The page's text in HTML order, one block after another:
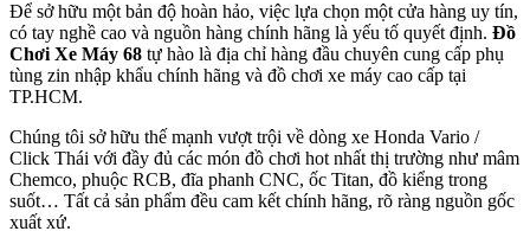
Để sở hữu một bản độ hoàn hảo, việc lựa chọn một cửa hàng uy tín,
có tay nghề cao và nguồn hàng chính hãng là yếu tố quyết định. Đồ
Chơi Xe Máy 68 tự hào là địa chỉ hàng đầu chuyên cung cấp phụ
tùng zin nhập khẩu chính hãng và đồ chơi xe máy cao cấp tại
TP.HCM.
Chúng tôi sở hữu thế mạnh vượt trội về dòng xe Honda Vario /
Click Thái với đầy đủ các món đồ chơi hot nhất thị trường như mâm
Chemco, phuộc RCB, đĩa phanh CNC, ốc Titan, đồ kiểng trong
suốt… Tất cả sản phẩm đều cam kết chính hãng, rõ ràng nguồn gốc
xuất xứ.